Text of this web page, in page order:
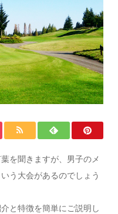
を聞きますが、男子のメ
う大会があるのでしょう
と特徴を簡単にご説明し